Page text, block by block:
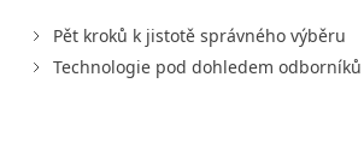
Pět kroků k jistotě správného výběru
Technologie pod dohledem odborníků